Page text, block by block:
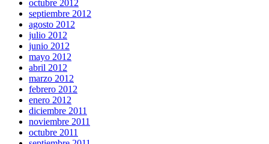
octubre 2012
septiembre 2012
agosto 2012
julio 2012
junio 2012
mayo 2012
abril 2012
marzo 2012
febrero 2012
enero 2012
diciembre 2011
noviembre 2011
octubre 2011